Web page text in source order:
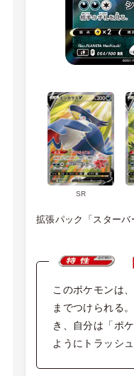
SR
拡張パック「スターバ
このポケモンは
までつけられる
き、自分は「ポ
ようにトラッシュ